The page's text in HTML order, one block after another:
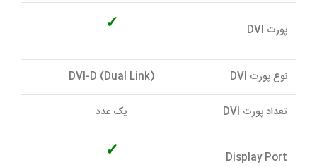
پورت DVI ✓
نوع پورت DVI (DVI-D (Dual Link
تعداد پورت DVI يک عدد
Display Port
✓